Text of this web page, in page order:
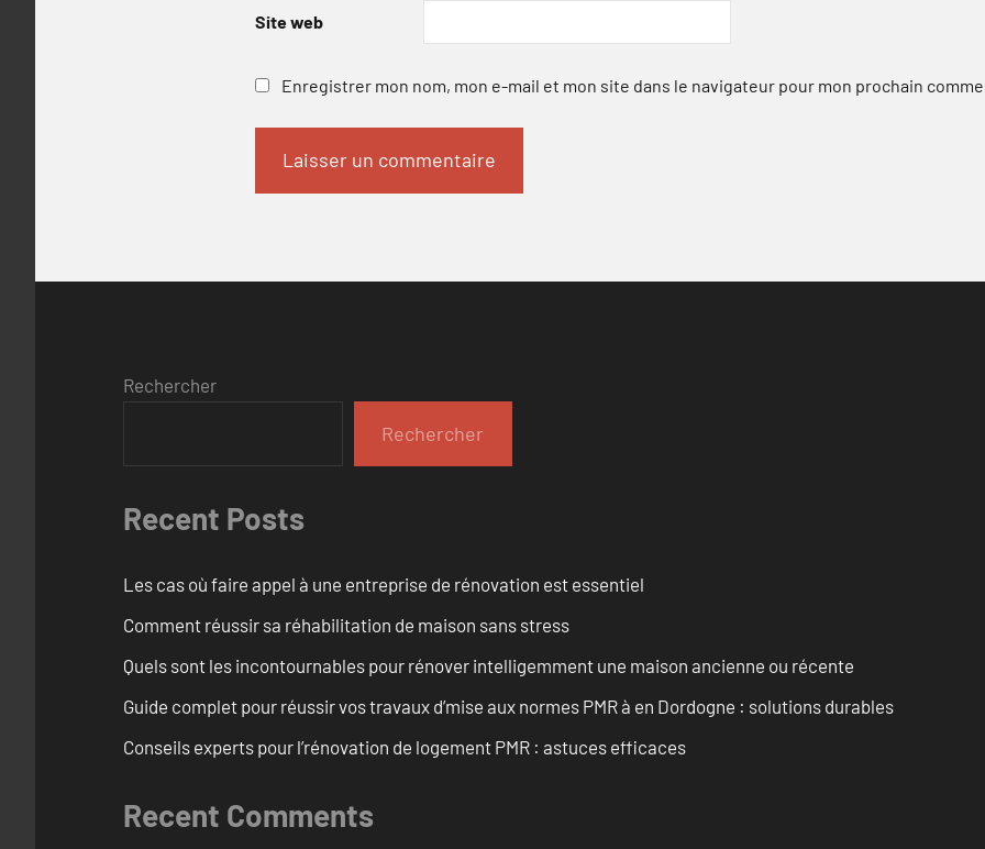
Site web
Enregistrer mon nom, mon e-mail et mon site dans le navigateur pour mon prochain
Rechercher
Rechercher
Recent Posts
Les cas où faire appel à une entreprise de rénovation est essentiel
Comment réussir sa réhabilitation de maison sans stress
Quels sont les incontournables pour rénover intelligemment une maison ancienne ou récente
Guide complet pour réussir vos travaux d’mise aux normes PMR à en Dordogne : solutions durables
Conseils experts pour l’rénovation de logement PMR : astuces efficaces
Recent Comments